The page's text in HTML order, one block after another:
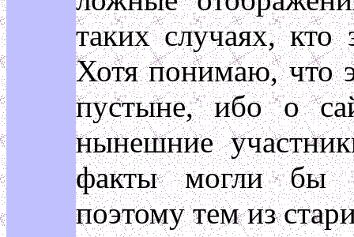
таких случаях,
Хотя понимаю, что
пустыне, ибо о
нынешние
факты могли бы
поэтому тем из